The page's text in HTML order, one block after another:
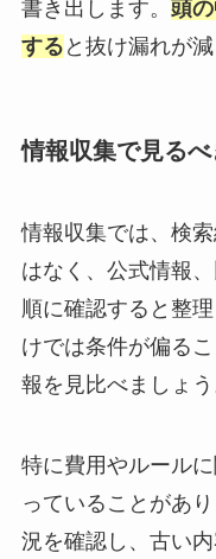
書き出します。 頭
する と抜け漏れが減
情報収集で見る
情報収集では、検
はなく、公式情報
順に確認すると整
けでは条件が偏る
報を見比べましょう
特に費用やルール
っていることがあ
況を確認し、古い